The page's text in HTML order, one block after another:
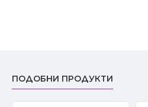
ПОДОБНИ ПРОДУКТИ